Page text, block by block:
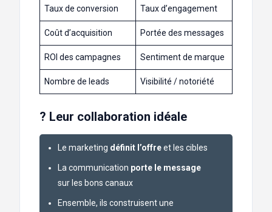
Taux de conversion Taux d’engagement
Coût d’acquisition Portée des messages
ROI des campagnes Sentiment de marque
Nombre de leads Visibilité / notoriété
? Leur collaboration idéale
Le marketing définit l’offreet les cibles
La communication porte le message
sur les bons canaux
Ensemble, ils construisent une